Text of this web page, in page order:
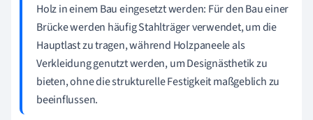
Holz in einem Bau eingesetzt werden: Für den Bau einer
Brücke werden häufig Stahlträger verwendet, um die
Hauptlast zu tragen, während Holzpaneele als
Verkleidung genutzt werden, um Designästhetik zu
bieten, ohne die strukturelle Festigkeit maßgeblich zu
beeinflussen.